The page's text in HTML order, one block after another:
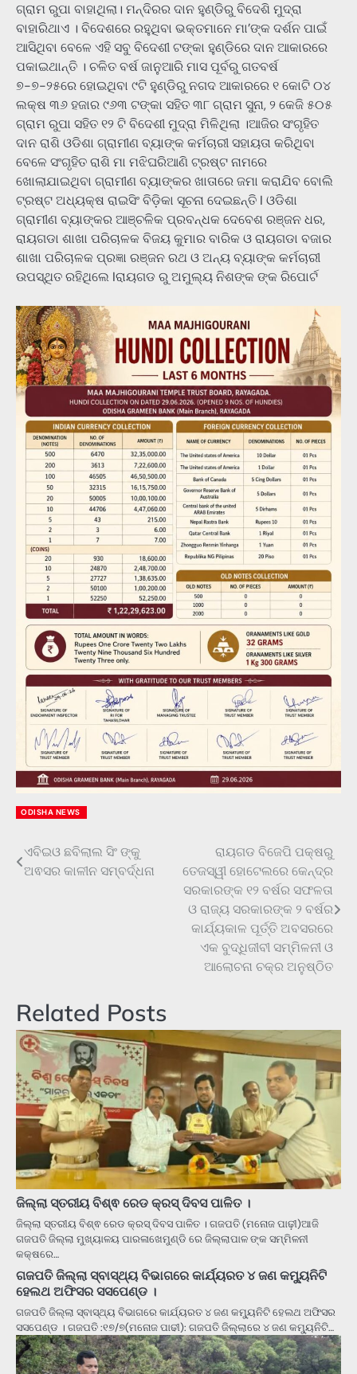
ଗ୍ରାମ ରୁପା ବାହାଥିଲା। ମନ୍ଦିରର ଦାନ ହୁଣ୍ଡିରୁ ବି‌ଦେଶି ମୁଦ୍ରା
ବାହାରିଥାଏ । ବିଦେଶରେ ରହୁଥିବା ଭକ୍ତମାନେ ମା’ଙ୍କ ଦର୍ଶନ ପାଇଁ
ଆସିଥିବା ବେଳେ ଏହି ସବୁ ବିଦେଶୀ ଟଙ୍କା ହୁଣ୍ଡିରେ ଦାନ ଆକାରରେ
ପକାଇଥାନ୍ତି । ଚଳିତ ବର୍ଷ ଜାନୁଆରି ମାସ ପୂର୍ବରୁ ଗତବର୍ଷ
୭-୭-୨୫ରେ ହୋଇଥିବା ୯ଟି ହୁଣ୍ଡିରୁ ନଗଦ ଆକାରରେ ୧ କୋଟି ୦୪
ଲକ୍ଷ ୩୬ ହଜାର ୯୬୩ ଟଙ୍କା ସହିତ ୩୮ ଗ୍ରାମ ସୁନା, ୨ କେଜି ୫୦୫
ଗ୍ରାମ ରୁପା ସହିତ ୧୨ ଟି ବିଦେଶୀ ମୁଦ୍ରା ମିଳିଥିଲା ।ଆଜିର ସଂଗୃହିତ
ଦାନ ରାଶି ଓଡିଶା ଗ୍ରାମୀଣ ବ୍ୟାଙ୍କ କର୍ମଚାରୀ ସହାୟତା କରିଥିବା
ବେଳେ ସଂଗୃହିତ ରାଶି ମା ମଝିଘରିଆଣି ଟ୍ରଷ୍ଟ ନାମରେ
ଖୋଲାଯାଇଥିବା ଗ୍ରାମୀଣ ବ୍ୟାଙ୍କର ଖାତାରେ ଜମା କରାଯିବ ବୋଲି
ଟ୍ରଷ୍ଟ ଅଧ୍ୟକ୍ଷ ରାଇସିଂ ବିଡ଼ିକା ସୂଚନା ଦେଇଛନ୍ତି I ଓଡିଶା
ଗ୍ରାମୀଣ ବ୍ୟାଙ୍କର ଆଞ୍ଚଳିକ ପ୍ରବନ୍ଧକ ଦେବେଶ ରଞ୍ଜନ ଧର,
ରାୟଗଡା ଶାଖା ପରିଚାଳକ ବିଜୟ କୁମାର ବାରିକ ଓ ରାୟଗଡା ବଜାର
ଶାଖା ପରିଚାଳକ ପ୍ରଜ୍ଞା ରଞ୍ଜନ ରଥ ଓ ଅନ୍ୟ ବ୍ୟାଙ୍କ କର୍ମଚାରୀ
ଉପସ୍ଥିତ ରହିଥିଲେ Iରାୟଗଡ ରୁ ଅମୁଲ୍ୟ ନିଶଙ୍କ ଙ୍କ ରିପୋର୍ଟ
ODISHA NEWS
Post
ଏବିଇଓ ଛବିଲାଲ ସିଂ ଙ୍କୁ
ଅଵସର କାଳୀନ ସମ୍ବର୍ଦ୍ଧନା
ରାୟଗଡ ବିଜେପି ପକ୍ଷରୁ
ତେଜସ୍ୱୀ ହୋଟେଲରେ କେନ୍ଦ୍ର
ସରକାରଙ୍କ ୧୨ ବର୍ଷର ସଫଳତା
ଓ ରାଜ୍ୟ ସରକାରଙ୍କ ୨ ବର୍ଷର
କାର୍ଯ୍ୟକାଳ ପୂର୍ତ୍ତି ଅବସରରେ
ଏକ ବୁଦ୍ଧିଜୀବୀ ସମ୍ମିଳନୀ ଓ
ଆଲୋଚନା ଚକ୍ର ଅନୁଷ୍ଠିତ
Related Posts
ଜିଲ୍ଲା ସ୍ତରୀୟ ବିଶ୍ଵ ରେଡ କ୍ରସ୍ ଦିବସ ପାଳିତ ।
ଜିଲ୍ଲା ସ୍ତରୀୟ ବିଶ୍ଵ ରେଡ କ୍ରସ୍ ଦିବସ ପାଳିତ । ଗଜପତି (ମନୋଜ ପାଢ଼ୀ)ଆଜି
ଗଜପତି ଜିଲ୍ଲା ମୁଖ୍ୟାଳୟ ପାରଳାଖେମୁଣ୍ଡି ରେ ଜିଲ୍ଲାପାଳ ଙ୍କ ସମ୍ମିଳନୀ
କକ୍ଷରେ…
ଗଜପତି ଜିଲ୍ଲା ସ୍ବାସ୍ଥ୍ୟ ବିଭାଗରେ କାର୍ଯ୍ୟରତ ୪ ଜଣ କମ୍ୟୁନିଟି
ହେଲଥ ଅଫିସର ସସପେଣ୍ଡ ।
ଗଜପତି ଜିଲ୍ଲା ସ୍ବାସ୍ଥ୍ୟ ବିଭାଗରେ କାର୍ଯ୍ୟରତ ୪ ଜଣ କମ୍ୟୁନିଟି ହେଲଥ ଅଫିସର
ସସପେଣ୍ଡ । ଗଜପତି :୧୭/୭(ମନୋଜ ପାଢୀ): ଗଜପତି ଜିଲ୍ଲାରେ ୪ ଜଣ କମ୍ୟୁନିଟି…